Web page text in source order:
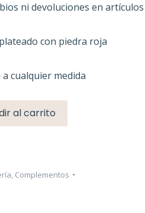
ni devoluciones en artículos
con piedra roja
cualquier medida
al carrito
, Complementos